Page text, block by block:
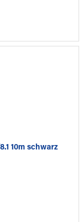
10m schwarz